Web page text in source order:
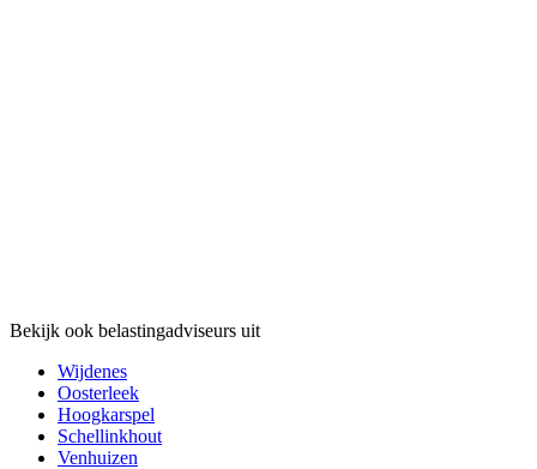
Bekijk ook belastingadviseurs uit
Wijdenes
Oosterleek
Hoogkarspel
Schellinkhout
Venhuizen